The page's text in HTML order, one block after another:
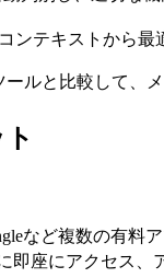
ンテキストから
ールと比較して、
など複数の有
即座にアクセス、